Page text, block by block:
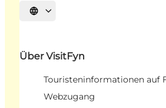
Sprache auswählen
Über VisitFyn
Touristeninformationen auf
Webzugang